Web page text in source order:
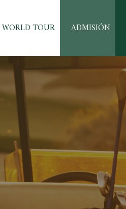
TOUR ADMISIÓN